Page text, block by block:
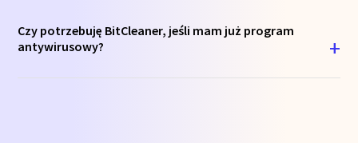
Czy potrzebuję BitCleaner, jeśli mam już program
antywirusowy?